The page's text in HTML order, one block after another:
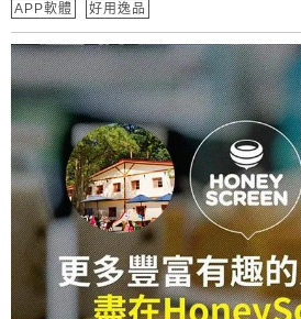
APP軟體 好用逸品